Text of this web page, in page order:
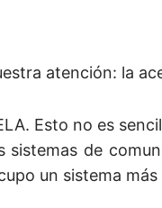
atención: la
Esto no es
sistemas de
un sistema